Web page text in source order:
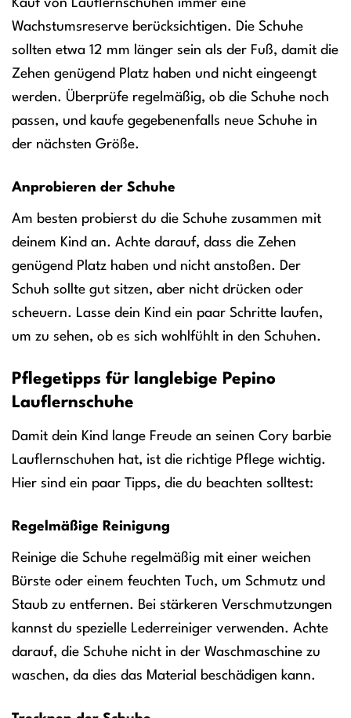
Kauf von Lauflernschuhen immer eine
Wachstumsreserve berücksichtigen. Die Schuhe
sollten etwa 12 mm länger sein als der Fuß, damit die
Zehen genügend Platz haben und nicht eingeengt
werden. Überprüfe regelmäßig, ob die Schuhe noch
passen, und kaufe gegebenenfalls neue Schuhe in
der nächsten Größe.
Anprobieren der Schuhe
Am besten probierst du die Schuhe zusammen mit
deinem Kind an. Achte darauf, dass die Zehen
genügend Platz haben und nicht anstoßen. Der
Schuh sollte gut sitzen, aber nicht drücken oder
scheuern. Lasse dein Kind ein paar Schritte laufen,
um zu sehen, ob es sich wohlfühlt in den Schuhen.
Pflegetipps für langlebige Pepino
Lauflernschuhe
Damit dein Kind lange Freude an seinen Cory barbie
Lauflernschuhen hat, ist die richtige Pflege wichtig.
Hier sind ein paar Tipps, die du beachten solltest:
Regelmäßige Reinigung
Reinige die Schuhe regelmäßig mit einer weichen
Bürste oder einem feuchten Tuch, um Schmutz und
Staub zu entfernen. Bei stärkeren Verschmutzungen
kannst du spezielle Lederreiniger verwenden. Achte
darauf, die Schuhe nicht in der Waschmaschine zu
waschen, da dies das Material beschädigen kann.